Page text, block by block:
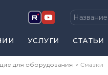
УСЛУГИ СТАТЬИ
для оборудования Смазки